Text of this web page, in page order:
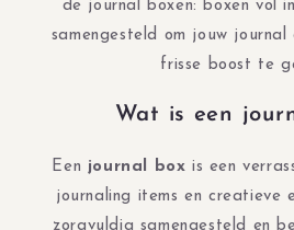
de journal boxen: boxen vol
samengesteld om jouw journal
frisse boost te
Wat is een
Een journal box is een
journaling items en creatieve
zorgvuldig samengesteld en